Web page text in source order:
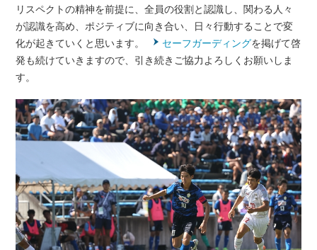
リスペクトの精神を前提に、全員の役割と認識し、関わる人々
が認識を高め、ポジティブに向き合い、日々行動することで変
化が起きていくと思います。
セーフガーディングを掲げて啓
発も続けていきますので、引き続きご協力よろしくお願いしま
す。